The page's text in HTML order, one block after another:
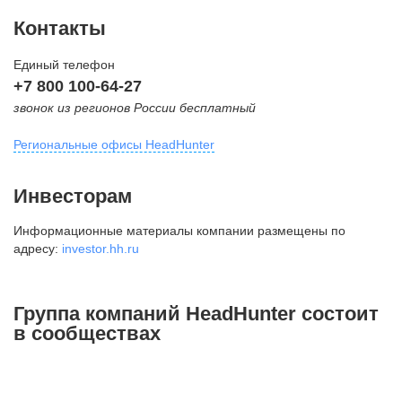
Контакты
Единый телефон
+7 800 100-64-27
звонок из регионов России бесплатный
Региональные офисы HeadHunter
внутригородская территория
Муниципальный округ Тверской,
2-я Брестская ул., д. 48,
+7 495 980-64-27
Инвесторам
Информационные материалы компании размещены по
адресу: investor.hh.ru
Группа компаний HeadHunter состоит
в сообществах